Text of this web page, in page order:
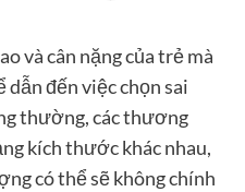
và cân nặng của trẻ mà
dẫn đến việc chọn sai
thường, các thương
kích thước khác nhau,
có thể sẽ không chính